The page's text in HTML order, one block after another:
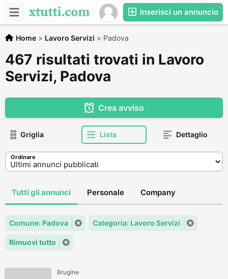
Inserisci un annuncio
Home > Lavoro Servizi > Padova
467 risultati trovati in Lavoro
Servizi, Padova
Crea avviso
Griglia Lista Dettaglio
Ordinare
Tutti gli annunci Personale Company
Comune: Padova Categoria: Lavoro Servizi
Rimuovi tutto
Brugine